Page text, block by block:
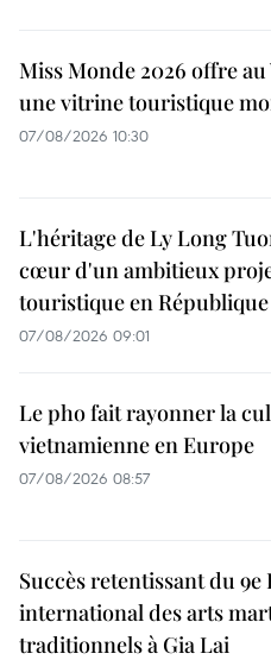
Miss Monde 2026 offre
une vitrine touristique
07/08/2026 10:30
L'héritage de Ly Long
cœur d'un ambitieux
touristique en République
07/08/2026 09:01
Le pho fait rayonner la
vietnamienne en Europe
07/08/2026 08:57
Succès retentissant du 9e
international des arts
traditionnels à Gia Lai